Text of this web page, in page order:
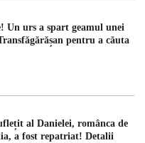
Un urs a spart geamul unei
pentru a căuta
al Danielei, românca de
a fost repatriat! Detalii